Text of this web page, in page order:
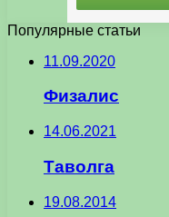
Популярные статьи
11.09.2020
Физалис
14.06.2021
Таволга
19.08.2014